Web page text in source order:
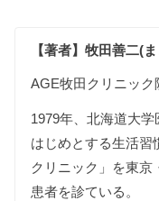
【著者】牧田善二(
AGE牧田クリニック
1979年、北海道大
はじめとする生活習
クリニック」を東京
患者を診ている。